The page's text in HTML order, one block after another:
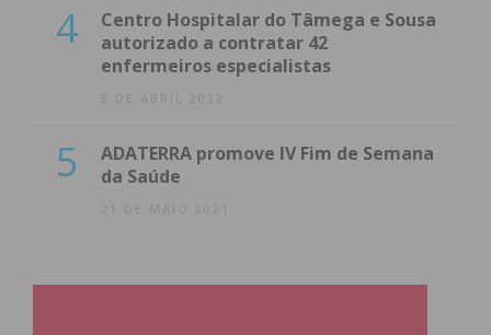
4
Centro Hospitalar do Tâmega e Sousa
autorizado a contratar 42
enfermeiros especialistas
8 DE ABRIL 2022
5
ADATERRA promove IV Fim de Semana
da Saúde
21 DE MAIO 2021